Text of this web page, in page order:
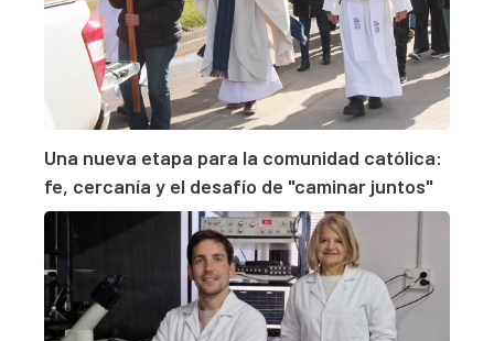
Una nueva etapa para la comunidad católica:
fe, cercanía y el desafío de "caminar juntos"